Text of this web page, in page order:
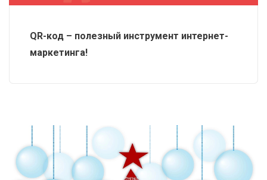
QR-код – полезный инструмент интернет-
маркетинга!